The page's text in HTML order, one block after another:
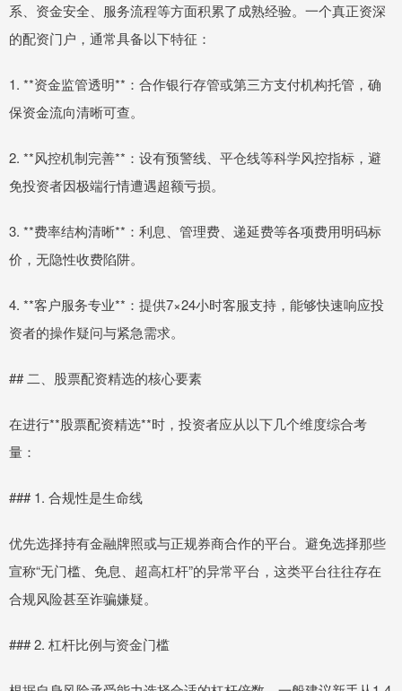
系、资金安全、服务流程等方面积累了成熟经验。一个真正资深
的配资门户，通常具备以下特征：
1. **资金监管透明**：合作银行存管或第三方支付机构托管，确
保资金流向清晰可查。
2. **风控机制完善**：设有预警线、平仓线等科学风控指标，避
免投资者因极端行情遭遇超额亏损。
3. **费率结构清晰**：利息、管理费、递延费等各项费用明码标
价，无隐性收费陷阱。
4. **客户服务专业**：提供7×24小时客服支持，能够快速响应投
资者的操作疑问与紧急需求。
## 二、股票配资精选的核心要素
在进行**股票配资精选**时，投资者应从以下几个维度综合考
量：
### 1. 合规性是生命线
优先选择持有金融牌照或与正规券商合作的平台。避免选择那些
宣称“无门槛、免息、超高杠杆”的异常平台，这类平台往往存在
合规风险甚至诈骗嫌疑。
### 2. 杠杆比例与资金门槛